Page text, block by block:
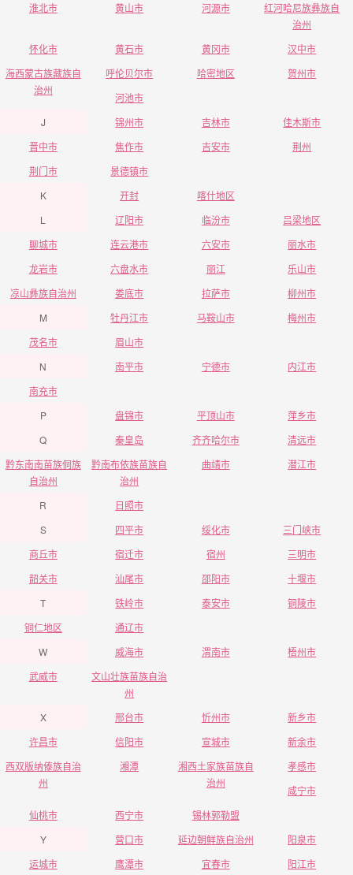
淮北市
黄山市 河源市
红河哈尼族彝族自
治州
怀化市
黄石市 黄冈市
汉中市
海西蒙古族藏族自
治州
呼伦贝尔市 哈密地区
贺州市
河池市
J
锦州市 吉林市
佳木斯市
晋中市
焦作市 吉安市
荆州
荆门市
景德镇市
K
开封
喀什地区
L
辽阳市 临汾市
吕梁地区
聊城市
连云港市 六安市
丽水市
龙岩市
六盘水市 丽江
乐山市
凉山彝族自治州
娄底市 拉萨市
柳州市
M
牡丹江市 马鞍山市
梅州市
茂名市
眉山市
N
南平市 宁德市
内江市
南充市
P
盘锦市 平顶山市
萍乡市
Q
秦皇岛 齐齐哈尔市
清远市
黔东南南苗族侗族
自治州
黔南布依族苗族自
治州
曲靖市 潜江市
R
日照市
S
四平市 绥化市
三门峡市
商丘市
宿迁市 宿州
三明市
韶关市
汕尾市 邵阳市
十堰市
T
铁岭市 泰安市
铜陵市
铜仁地区
通辽市
W
威海市 渭南市
梧州市
武威市
文山壮族苗族自治
州
X
邢台市 忻州市
新乡市
许昌市
信阳市 宣城市
新余市
西双版纳傣族自治
州
湘潭
湘西土家族苗族自
治州
孝感市
咸宁市
仙桃市
西宁市
锡林郭勒盟
Y
营口市 延边朝鲜族自治州
阳泉市
运城市
鹰潭市 宜春市 阳江市